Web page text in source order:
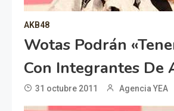
AKB48
Wotas Podrán
Con Integrantes De
31 octubre 2011 Agencia YEA